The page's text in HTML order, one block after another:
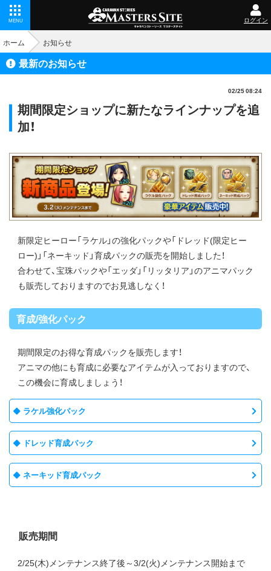
MENU ログイン
ホーム お知らせ
最新のお知らせ
02/25 08:24
期間限定ショップに新たなラインナップを追
加！
新限定ヒーロー「ラケル」の強化パックや「ドレッド(限定ヒー
ロー)」「ネーキッド」育成パックの販売を開始しました！
合わせて、宝珠パックや「エッダ」「リッタリア」のアニマパック
も販売しておりますのでお見逃しなく！
育成/強化パック
期間限定のお得な育成パックを販売します！
アニマの他にも育成に必要なアイテムが入っておりますので、
この機会に育成しましょう！
ラケル強化パック
ドレッド育成パック
ネーキッド育成パック
販売期間
2/25(木)メンテナンス終了後～3/2(火)メンテナンス開始まで